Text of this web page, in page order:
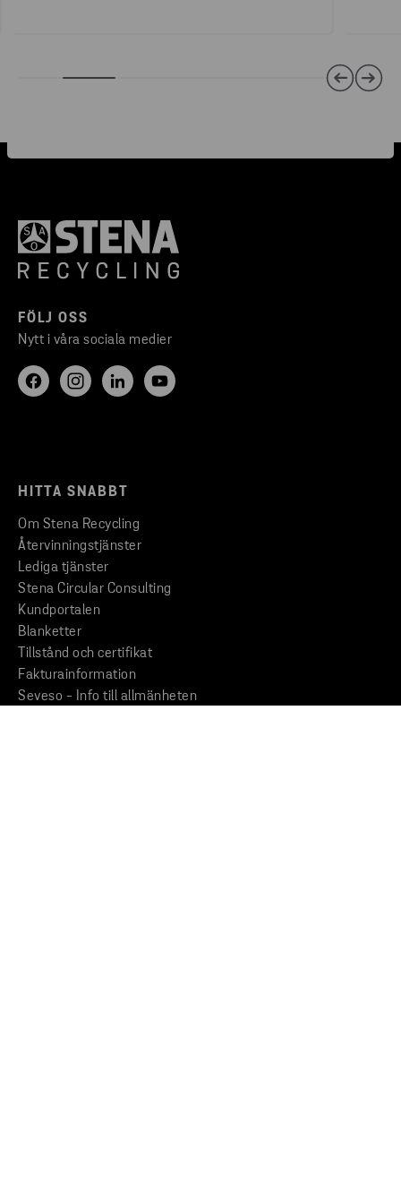
FÖLJ OSS
Nytt i våra sociala medier
HITTA SNABBT
Om Stena Recycling
Återvinningstjänster
Lediga tjänster
Stena Circular Consulting
Kundportalen
Blanketter
Tillstånd och certifikat
Fakturainformation
Seveso - Info till allmänheten